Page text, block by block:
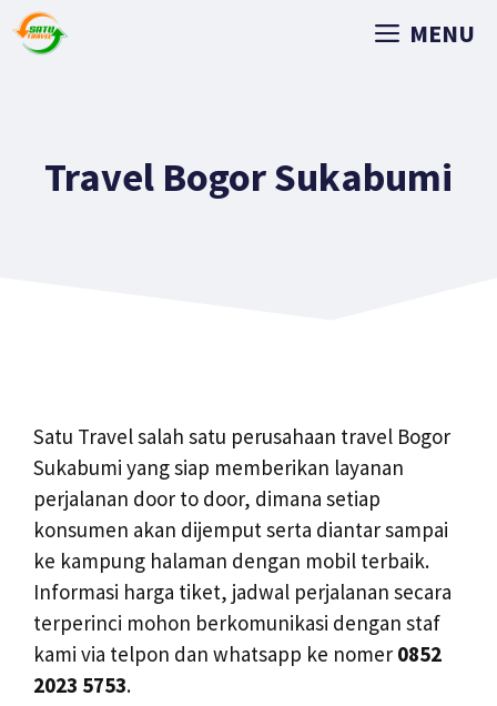
MENU
Travel Bogor Sukabumi
Satu Travel salah satu perusahaan travel Bogor
Sukabumi yang siap memberikan layanan
perjalanan door to door, dimana setiap
konsumen akan dijemput serta diantar sampai
ke kampung halaman dengan mobil terbaik.
Informasi harga tiket, jadwal perjalanan secara
terperinci mohon berkomunikasi dengan staf
kami via telpon dan whatsapp ke nomer 0852
2023 5753.